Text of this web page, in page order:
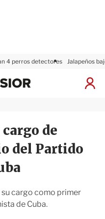
4 perros detectores Jalapeños
I
x
i
o
r
de
del Partido
su cargo como primer
de Cuba.